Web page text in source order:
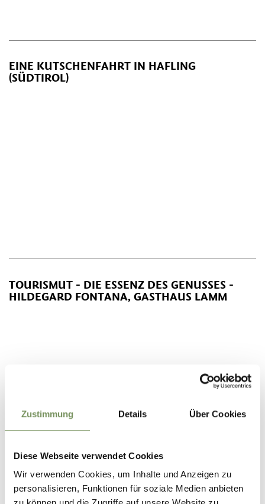
Zustimmung Details Über Cookies
Diese Webseite verwendet Cookies
Wir verwenden Cookies, um Inhalte und Anzeigen zu
personalisieren, Funktionen für soziale Medien anbieten
EINE KUTSCHENFAHRT IN HAFLING
(SÜDTIROL)
TOURISMUT - DIE ESSENZ DES GENUSSES -
HILDEGARD FONTANA, GASTHAUS LAMM